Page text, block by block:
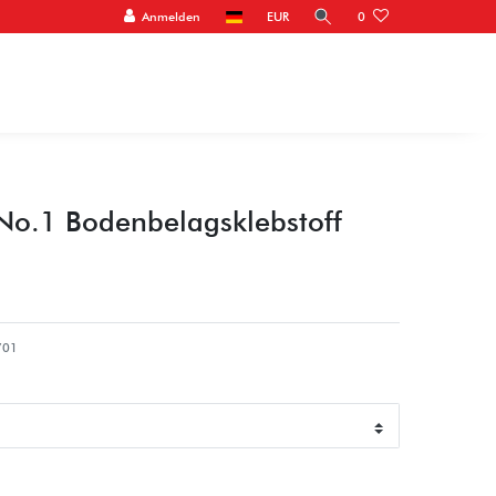
Anmelden EUR 0
Bodenbelagsklebstoff